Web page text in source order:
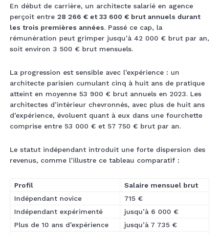
En début de carrière, un architecte salarié en agence
perçoit entre 28 266 € et 33 600 € brut annuels durant
les trois premières années. Passé ce cap, la
rémunération peut grimper jusqu’à 42 000 € brut par an,
soit environ 3 500 € brut mensuels.
La progression est sensible avec l’expérience : un
architecte parisien cumulant cinq à huit ans de pratique
atteint en moyenne 53 900 € brut annuels en 2023. Les
architectes d’intérieur chevronnés, avec plus de huit ans
d’expérience, évoluent quant à eux dans une fourchette
comprise entre 53 000 € et 57 750 € brut par an.
Le statut indépendant introduit une forte dispersion des
revenus, comme l’illustre ce tableau comparatif :
Profil
Salaire mensuel brut
Indépendant novice
715 €
Indépendant expérimenté
jusqu’à 6 000 €
Plus de 10 ans d’expérience
jusqu’à 7 735 €